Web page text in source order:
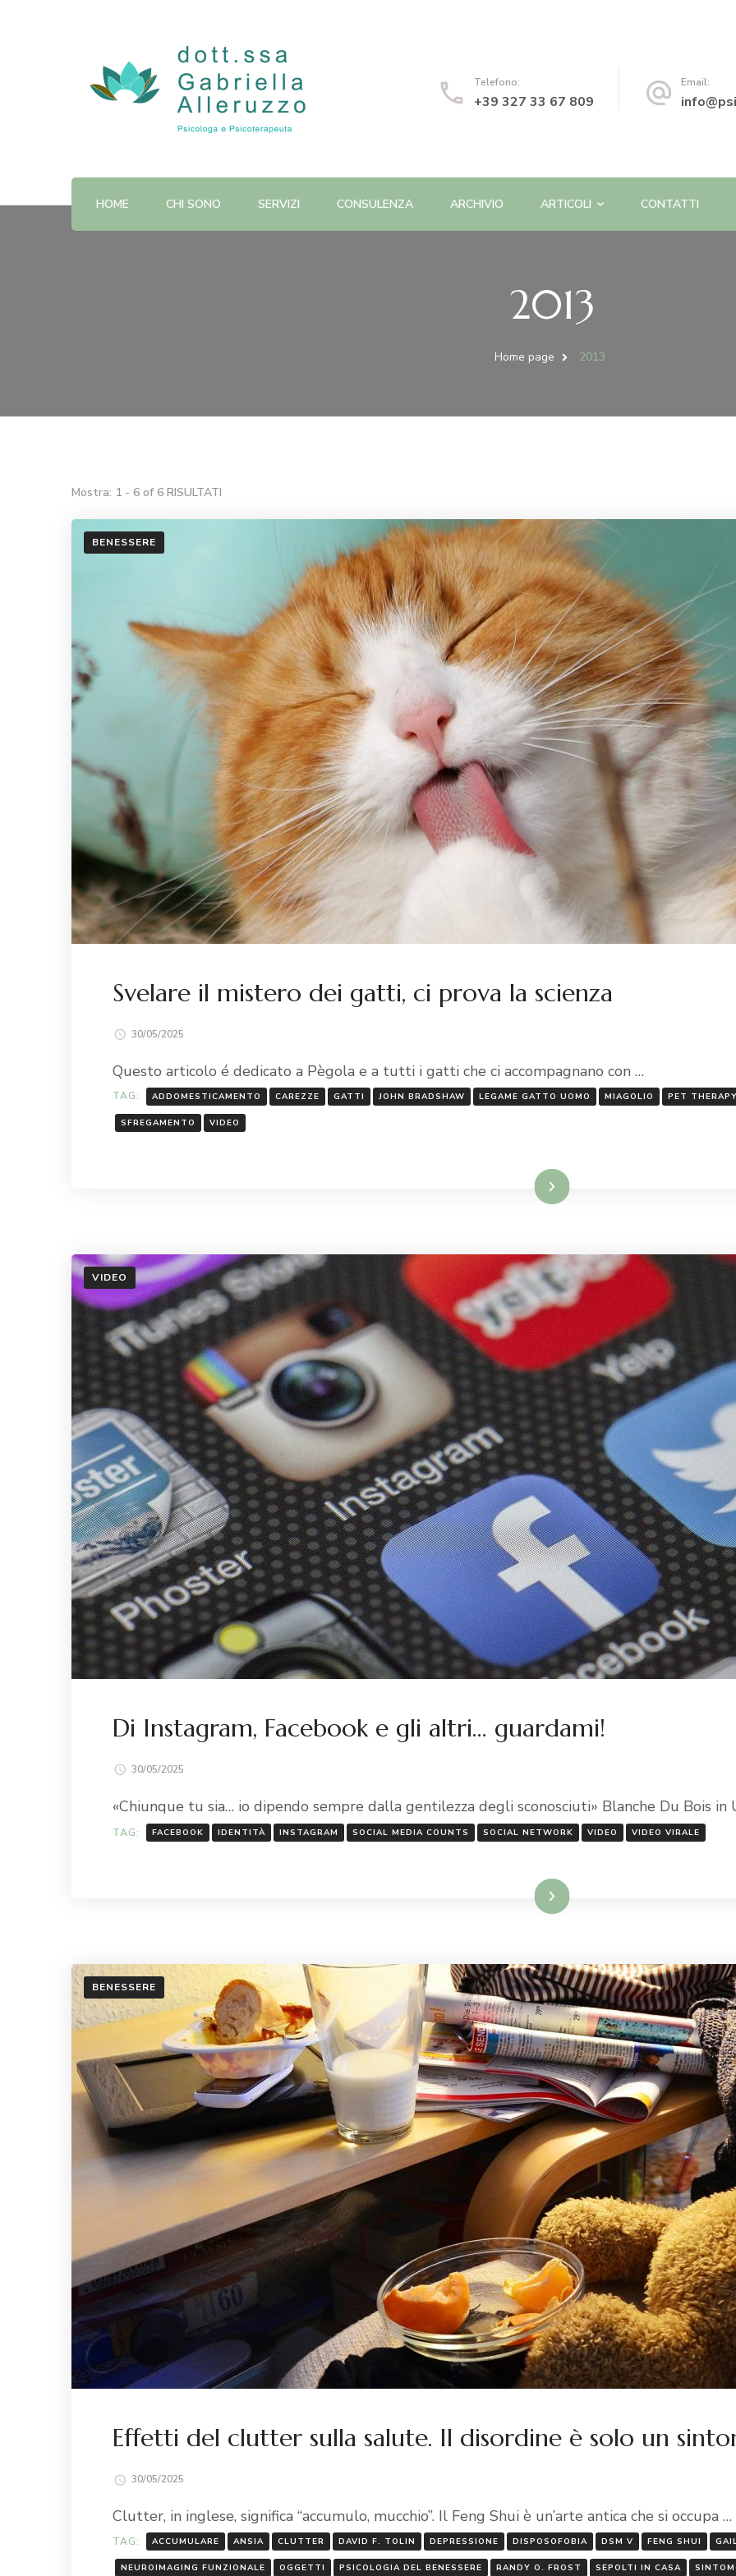
Dott.ssa Gabriella Alleruzzo | Psicologa e Psicoterapeuta
Telefono:
+39 327 33 67 809
Email:
HOME CHI SONO SERVIZI CONSULENZA ARCHIVIO ARTICOLI CONTATTI
2013
Home page 2013
Mostra: 1 - 6 of 6 RISULTATI
BENESSERE
Svelare il mistero dei gatti, ci prova la scienza
30/05/2025
Questo articolo é dedicato a Pègola e a tutti i gatti che ci accompagnano con …
TAG: ADDOMESTICAMENTO CAREZZE GATTI JOHN BRADSHAW LEGAME GATTO UOMO MIAGOLIO PET
SFREGAMENTO VIDEO
Leggi...
VIDEO
Di Instagram, Facebook e gli altri… guardami!
30/05/2025
«Chiunque tu sia… io dipendo sempre dalla gentilezza degli sconosciuti» Blanche Du Bois in
TAG: FACEBOOK IDENTITÀ INSTAGRAM SOCIAL MEDIA COUNTS SOCIAL NETWORK VIDEO VIDEO VIRALE
Leggi...
BENESSERE
Effetti del clutter sulla salute. Il disordine è solo un
30/05/2025
Clutter, in inglese, significa “accumulo, mucchio”. Il Feng Shui è un’arte antica che si occupa …
TAG: ACCUMULARE ANSIA CLUTTER DAVID F. TOLIN DEPRESSIONE DISPOSOFOBIA DSM V FENG SHUI
NEUROIMAGING FUNZIONALE OGGETTI PSICOLOGIA DEL BENESSERE RANDY O. FROST SEPOLTI IN CASA